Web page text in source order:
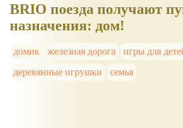
BRIO поезда получают
назначения: дом!
домик железная дорога
игры для
деревянные игрушки
семья